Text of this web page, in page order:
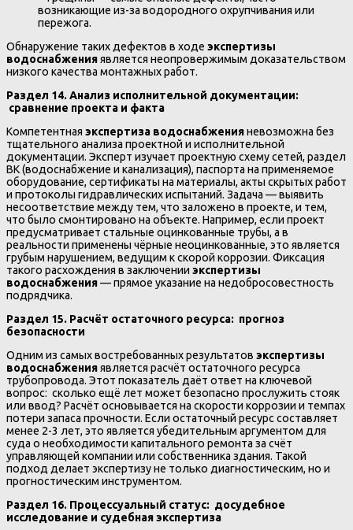
возникающие из-за водородного охрупчивания или
пережога.
Обнаружение таких дефектов в ходе экспертизы
водоснабженияявляется неопровержимым доказательством
низкого качества монтажных работ.
Раздел 14. Анализ исполнительной документации:
сравнение проекта и факта
Компетентная экспертиза водоснабженияневозможна без
тщательного анализа проектной и исполнительной
документации. Эксперт изучает проектную схему сетей, раздел
ВК (водоснабжение и канализация), паспорта на применяемое
оборудование, сертификаты на материалы, акты скрытых работ
и протоколы гидравлических испытаний. Задача — выявить
несоответствие между тем, что заложено в проекте, и тем,
что было смонтировано на объекте. Например, если проект
предусматривает стальные оцинкованные трубы, а в
реальности применены чёрные неоцинкованные, это является
грубым нарушением, ведущим к скорой коррозии. Фиксация
такого расхождения в заключении экспертизы
водоснабжения— прямое указание на недобросовестность
подрядчика.
Раздел 15. Расчёт остаточного ресурса: прогноз
безопасности
Одним из самых востребованных результатов экспертизы
водоснабженияявляется расчёт остаточного ресурса
трубопровода. Этот показатель даёт ответ на ключевой
вопрос: сколько ещё лет может безопасно прослужить стояк
или ввод? Расчёт основывается на скорости коррозии и темпах
потери запаса прочности. Если остаточный ресурс составляет
менее 2-3 лет, это является убедительным аргументом для
суда о необходимости капитального ремонта за счёт
управляющей компании или собственника здания. Такой
подход делает экспертизу не только диагностическим, но и
прогностическим инструментом.
Раздел 16. Процессуальный статус: досудебное
исследование и судебная экспертиза